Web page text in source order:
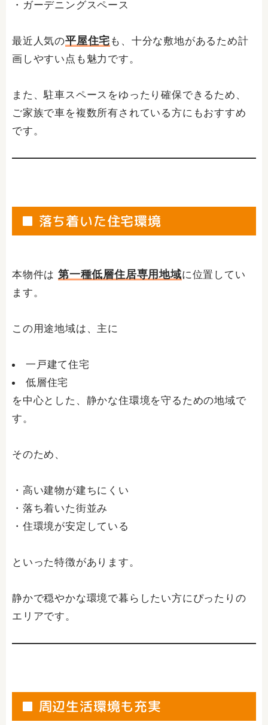
・ガーデニングスペース
最近人気の平屋住宅 も、十分な敷地があるため計
画しやすい点も魅力です。
また、駐車スペースをゆったり確保できるため、
ご家族で車を複数所有されている方にもおすすめ
です。
■ 落ち着いた住宅環境
本物件は 第一種低層住居専用地域に位置してい
ます。
この用途地域は、主に
一戸建て住宅
低層住宅
を中心とした、静かな住環境を守るための地域で
す。
そのため、
・高い建物が建ちにくい
・落ち着いた街並み
・住環境が安定している
といった特徴があります。
静かで穏やかな環境で暮らしたい方にぴったりの
エリアです。
■ 周辺生活環境も充実